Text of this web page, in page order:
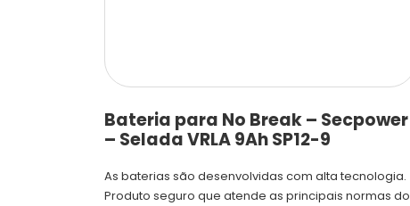
Bateria para No Break – Secpower
– Selada VRLA 9Ah SP12-9
As baterias são desenvolvidas com alta tecnologia.
Produto seguro que atende as principais normas do